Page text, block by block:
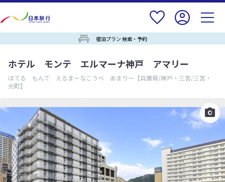
宿泊プラン 検索・予約
ホテル モンテ エルマーナ神戸 アマリー
ほてる もんて えるまーなこうべ あまりー 【兵庫県/神戸・三宮/三宮・
元町】